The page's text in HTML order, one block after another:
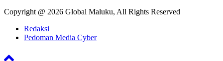
Copyright @ 2026 Global Maluku, All Rights Reserved
Redaksi
Pedoman Media Cyber